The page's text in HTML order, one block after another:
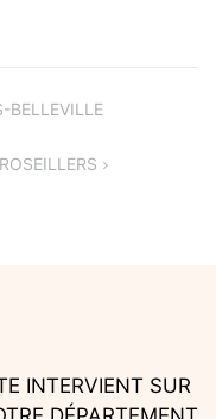
BELLEVILLE
INTERVIENT SUR